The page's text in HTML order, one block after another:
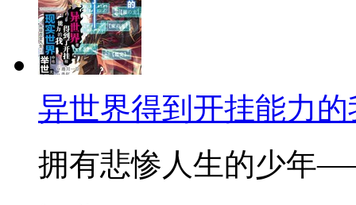
异世界得到开挂能力
拥有悲惨人生的少年